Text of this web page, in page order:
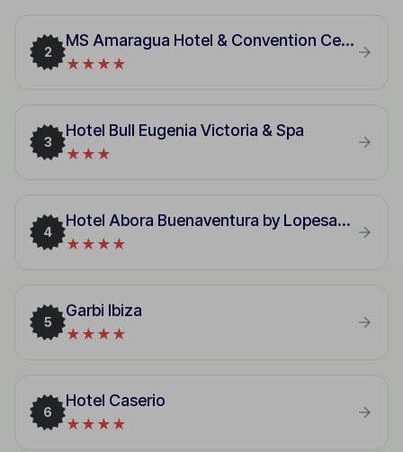
2
MS Amaragua Hotel & Convention Center
★★★★
3
Hotel Bull Eugenia Victoria & Spa
★★★
4
Hotel Abora Buenaventura by Lopesan Hotels
★★★★
5
Garbi Ibiza
★★★★
6
Hotel Caserio
★★★★